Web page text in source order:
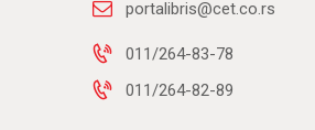
portalibris@cet.co.rs
011/264-83-78
011/264-82-89